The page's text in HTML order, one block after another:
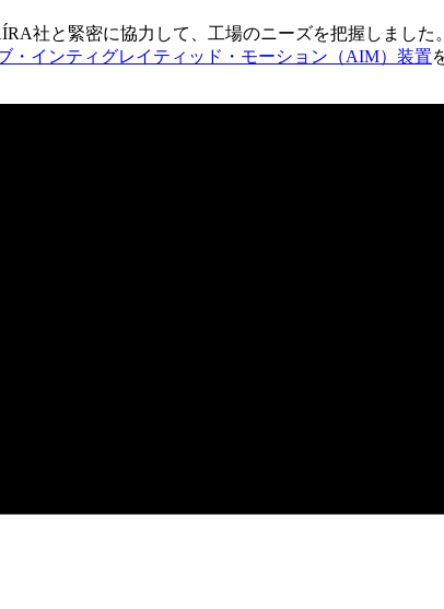
社と緊密に協力して、工場のニーズを把握しまし
・インティグレイティッド・モーション（AIM）装置